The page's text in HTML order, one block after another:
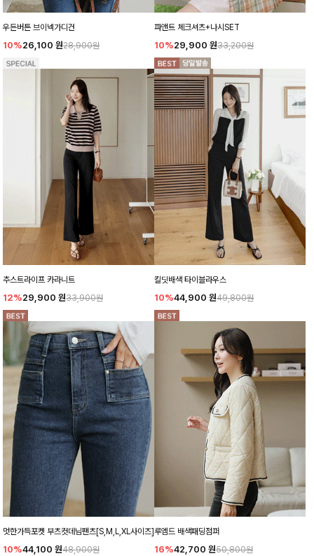
우든버튼 브이넥가디건
10%26,100 원28,900원
파앤트 체크셔츠+나시SET
10%29,900 원33,200원
추스트라이프 카라니트
12%29,900 원33,900원
킬딧배색 타이블라우스
10%44,900 원49,800원
멋한가득포켓 부츠컷데님팬츠[S,M,L,XL사이즈]
10%44,100 원48,900원
루엠드 배색패딩점퍼
16%42,700 원50,800원